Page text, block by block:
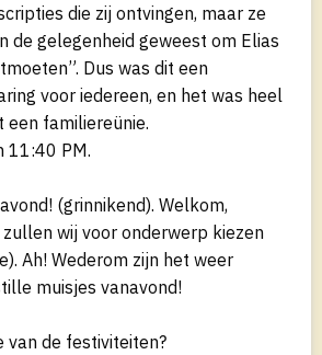
die zij ontvingen, maar ze
de gelegenheid geweest om Elias
Dus was dit een
voor iedereen, en het was heel
een familiereünie.
11:40 PM.
(grinnikend). Welkom,
wij voor onderwerp kiezen
Ah! Wederom zijn het weer
muisjes vanavond!
van de festiviteiten?